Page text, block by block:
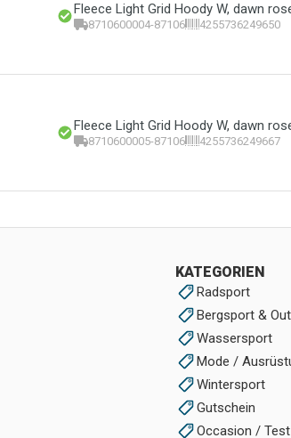
Fleece Light Grid Hoody W, dawn
8710600004-87106 4255736249650
Fleece Light Grid Hoody W, dawn
8710600005-87106 4255736249667
KATEGORIEN
Radsport
Bergsport &
Wassersport
Mode /
Wintersport
Gutschein
Occasion / Test